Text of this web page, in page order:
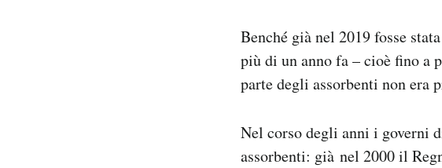
Benché già nel 2019 fosse
più di un anno fa – cioè fino a
parte degli assorbenti non era
Nel corso degli anni i governi
assorbenti: già nel 2000 il